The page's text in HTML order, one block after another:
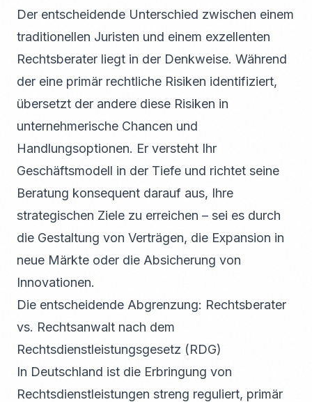
Der entscheidende Unterschied zwischen einem
traditionellen Juristen und einem exzellenten
Rechtsberater liegt in der Denkweise. Während
der eine primär rechtliche Risiken identifiziert,
übersetzt der andere diese Risiken in
unternehmerische Chancen und
Handlungsoptionen. Er versteht Ihr
Geschäftsmodell in der Tiefe und richtet seine
Beratung konsequent darauf aus, Ihre
strategischen Ziele zu erreichen – sei es durch
die Gestaltung von Verträgen, die Expansion in
neue Märkte oder die Absicherung von
Innovationen.
Die entscheidende Abgrenzung: Rechtsberater
vs. Rechtsanwalt nach dem
Rechtsdienstleistungsgesetz (RDG)
In Deutschland ist die Erbringung von
Rechtsdienstleistungen streng reguliert, primär